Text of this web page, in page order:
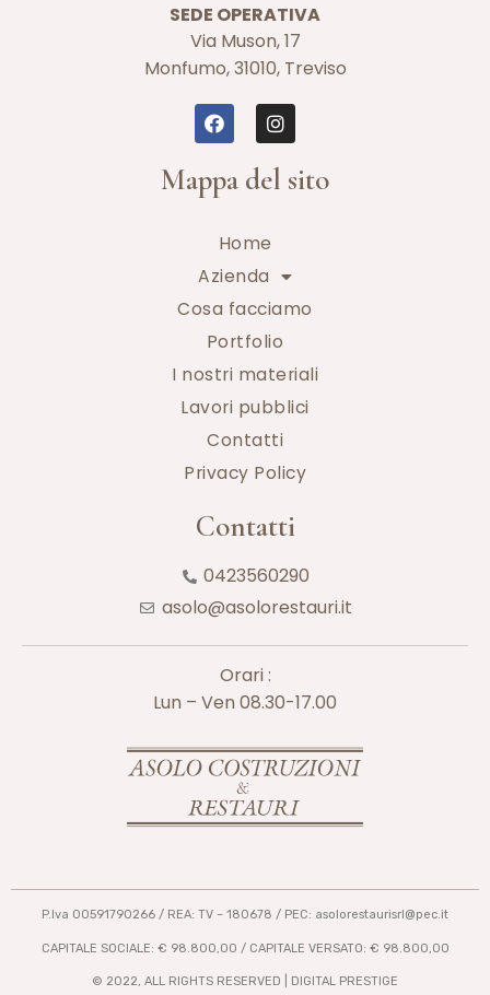
SEDE OPERATIVA
Via Muson, 17
Monfumo, 31010, Treviso
Mappa del sito
Home
Azienda
Cosa facciamo
Portfolio
I nostri materiali
Lavori pubblici
Contatti
Privacy Policy
Contatti
0423560290
asolo@asolorestauri.it
Orari :
Lun – Ven 08.30-17.00
P.Iva 00591790266 / REA: TV – 180678 / PEC: asolorestaurisrl@pec.it
CAPITALE SOCIALE: € 98.800,00 / CAPITALE VERSATO: € 98.800,00
© 2022, ALL RIGHTS RESERVED | DIGITAL PRESTIGE